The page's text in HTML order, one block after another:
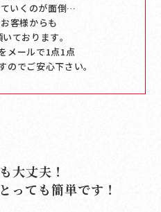
いくのが面倒…
客様からも
ております｡
メールで1点1点
のでご安心下さい｡
大丈夫！
っても簡単です！